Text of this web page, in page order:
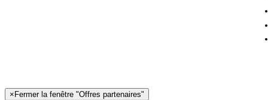
× Fermer la fenêtre "Offres partenaires"